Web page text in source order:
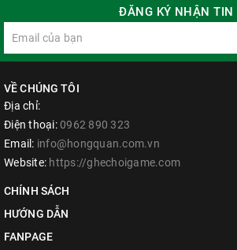
ĐĂNG KÝ NHẬN TIN
VỀ CHÚNG TÔI
Địa chỉ:
Điện thoại: 0962 890 323
Email: info@hongquan.com.vn
Website: https://ghechoigame.com
CHÍNH SÁCH
HƯỚNG DẪN
FANPAGE